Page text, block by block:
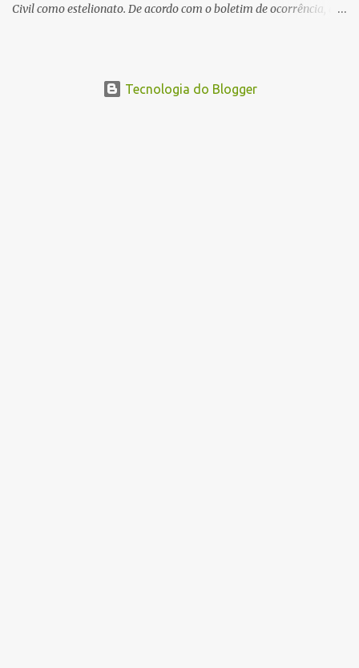
Civil como estelionato. De acordo com o boletim de ocorrência, a
e passou a orientar a vítima sobre os procedimentos que deveriam
Tecnologia do Blogger